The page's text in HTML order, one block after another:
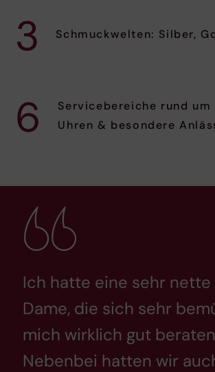
3 Schmuckwelten: Silber,
6
Servicebereiche rund um
Uhren & besondere
Ich hatte eine sehr nette
Dame, die sich sehr
mich wirklich gut
Nebenbei hatten wir